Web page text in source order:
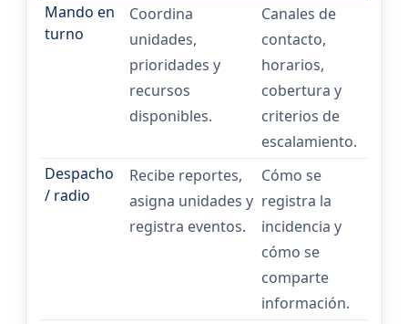
Mando en
turno
Coordina
unidades,
prioridades y
recursos
disponibles.
Canales de
contacto,
horarios,
cobertura y
criterios de
escalamiento.
Despacho
/ radio
Recibe reportes,
asigna unidades y
registra eventos.
Cómo se
registra la
incidencia y
cómo se
comparte
información.